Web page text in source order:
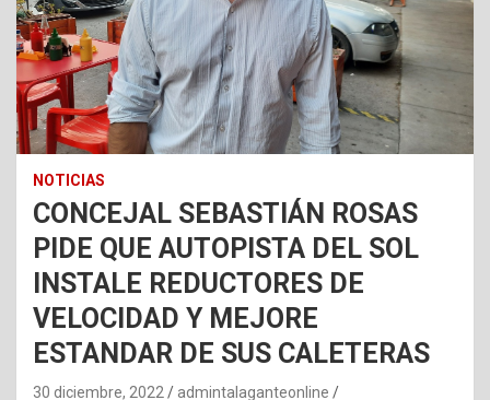
NOTICIAS
CONCEJAL SEBASTIÁN ROSAS
PIDE QUE AUTOPISTA DEL SOL
INSTALE REDUCTORES DE
VELOCIDAD Y MEJORE
ESTANDAR DE SUS CALETERAS
30 diciembre, 2022
admintalaganteonline